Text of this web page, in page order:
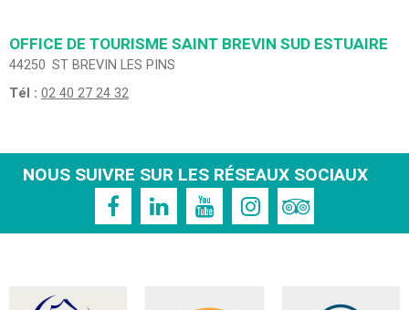
OFFICE DE TOURISME SAINT BREVIN SUD ESTUAIRE
44250 ST BREVIN LES PINS
Tél : 02 40 27 24 32
NOUS SUIVRE SUR LES RÉSEAUX SOCIAUX